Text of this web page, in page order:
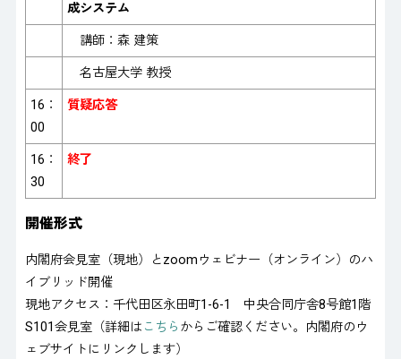
成システム
講師：森 建策
名古屋大学 教授
16：
00
質疑応答
16：
30
終了
開催形式
内閣府会見室（現地）とzoomウェビナー（オンライン）のハ
イブリッド開催
現地アクセス：千代田区永田町1-6-1 中央合同庁舎8号館1階
S101会見室（詳細は こちら からご確認ください。内閣府のウ
ェブサイトにリンクします）